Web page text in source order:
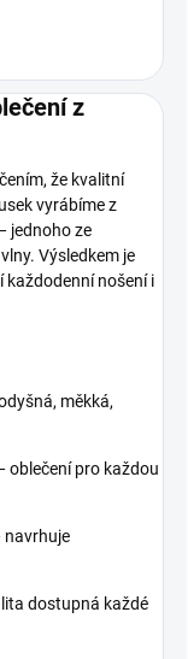
z
že kvalitní
vyrábíme z
jednoho ze
Výsledkem je
každodenní nošení i
měkká,
oblečení pro každou
navrhuje
dostupná každé